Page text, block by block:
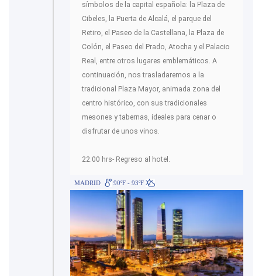
símbolos de la capital española: la Plaza de
Cibeles, la Puerta de Alcalá, el parque del
Retiro, el Paseo de la Castellana, la Plaza de
Colón, el Paseo del Prado, Atocha y el Palacio
Real, entre otros lugares emblemáticos. A
continuación, nos trasladaremos a la
tradicional Plaza Mayor, animada zona del
centro histórico, con sus tradicionales
mesones y tabernas, ideales para cenar o
disfrutar de unos vinos.
22.00 hrs- Regreso al hotel.
MADRID 90ºF - 93ºF